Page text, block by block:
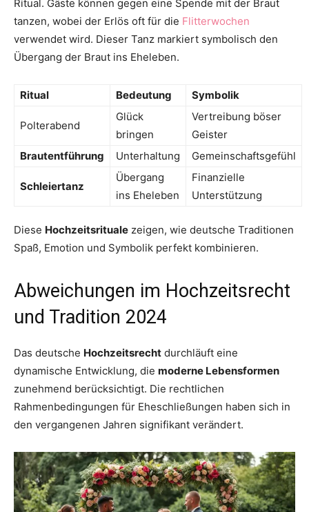
Ritual. Gäste können gegen eine Spende mit der Braut
tanzen, wobei der Erlös oft für die Flitterwochen
verwendet wird. Dieser Tanz markiert symbolisch den
Übergang der Braut ins Eheleben.
Ritual Bedeutung Symbolik
Polterabend
Glück
bringen
Vertreibung böser
Geister
Brautentführung
Unterhaltung Gemeinschaftsgefühl
Schleiertanz
Übergang
ins Eheleben
Finanzielle
Unterstützung
Diese Hochzeitsrituale zeigen, wie deutsche Traditionen
Spaß, Emotion und Symbolik perfekt kombinieren.
Abweichungen im Hochzeitsrecht
und Tradition 2024
Das deutsche Hochzeitsrecht durchläuft eine
dynamische Entwicklung, die moderne Lebensformen
zunehmend berücksichtigt. Die rechtlichen
Rahmenbedingungen für Eheschließungen haben sich in
den vergangenen Jahren signifikant verändert.